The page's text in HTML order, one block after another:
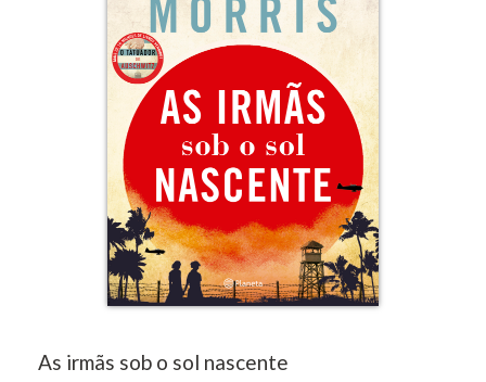
As irmãs sob o sol nascente